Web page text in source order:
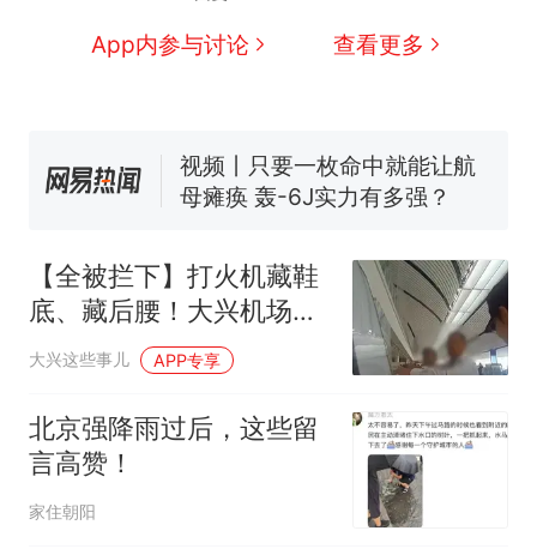
App内参与讨论 查看更多
新 全球唯一没有法定首都的国
了……
视频丨只要一枚命中就能让航
母瘫痪 轰-6J实力有多强？
电力部门回应
台风"白海豚"登陆 中心附近最
大风力14级
热 十多万人报名的考试，成绩
【全被拦下】打火机藏鞋
底、藏后腰！大兴机场两
男子登机前双双被查
大兴这些事儿 APP专享
北京强降雨过后，这些留
言高赞！
家住朝阳